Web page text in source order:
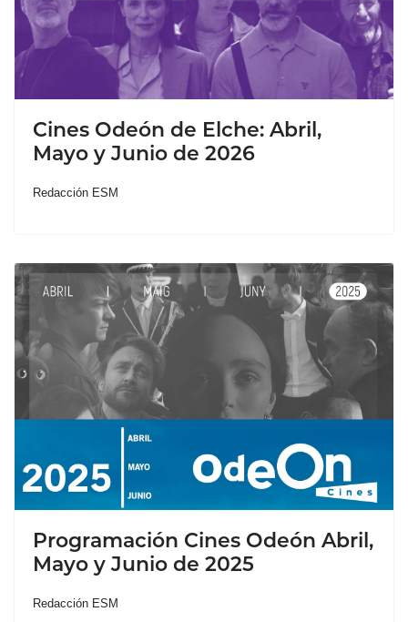
Cines Odeón de Elche: Abril,
Mayo y Junio de 2026
Redacción ESM
Programación Cines Odeón Abril,
Mayo y Junio de 2025
Redacción ESM